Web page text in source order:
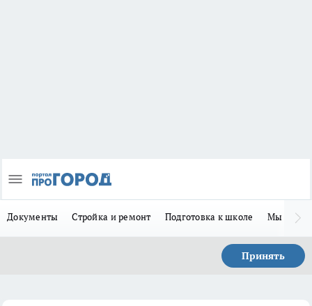
Документы Стройка и ремонт Подготовка к школе Мы в MAX
Принять